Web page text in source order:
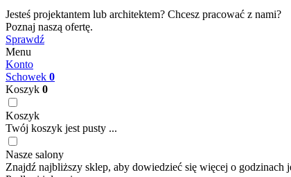
Jesteś projektantem lub architektem? Chcesz pracować z nami?
Poznaj naszą ofertę.
Sprawdź
Menu
Konto
Schowek 0
Koszyk 0
Koszyk
Twój koszyk jest pusty ...
Nasze salony
Znajdź najbliższy sklep, aby dowiedzieć się więcej o